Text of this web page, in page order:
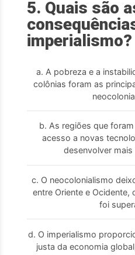
5. Quais são
imperialismo?
a. A pobreza e a
colônias foram as
b. As regiões que
acesso a novas
desenvolver mais
c. O neocolonialismo
entre Oriente e Ocidente,
foi
d. O imperialismo
justa da economia